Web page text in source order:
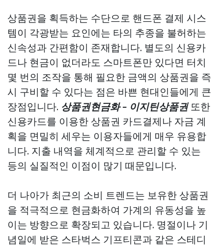
상품권을 획득하는 수단으로 핸드폰 결제 시스
템이 각광받는 요인에는 타의 추종을 불허하는
신속성과 간편함이 존재합니다. 별도의 신용카
드나 현금이 없더라도 스마트폰만 있다면 터치
몇 번의 조작을 통해 필요한 금액의 상품권을 즉
시 구비할 수 있다는 점은 바쁜 현대인들에게 큰
장점입니다. 상품권현금화 - 이지틴상품권또한
신용카드를 이용한 상품권 카드결제나 자금 계
획을 면밀히 세우는 이용자들에게 매우 유용합
니다. 지출 내역을 체계적으로 관리할 수 있는
등의 실질적인 이점이 많기 때문입니다.
더 나아가 최근의 소비 트렌드는 보유한 상품권
을 적극적으로 현금화하여 가계의 유동성을 높
이는 방향으로 확장되고 있습니다. 명절이나 기
념일에 받은 스타벅스 기프티콘과 같은 스테디